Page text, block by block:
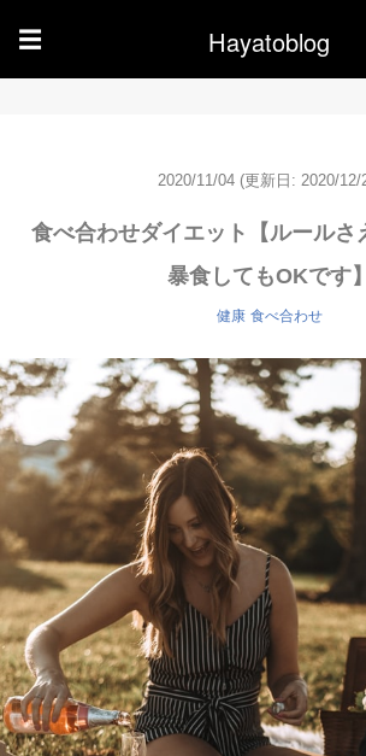
☰ Hayatoblog
2020/11/04 (更新日: 2020/12/
食べ合わせダイエット【ルールさ
暴食してもOKです】
健康 食べ合わせ